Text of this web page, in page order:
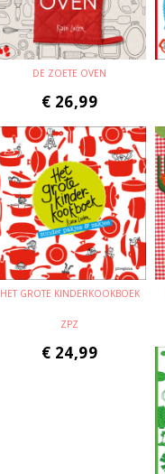
DE ZOETE OVEN
€ 26,99
HET GROTE KINDERKOOKBOEK
ZPZ
€ 24,99